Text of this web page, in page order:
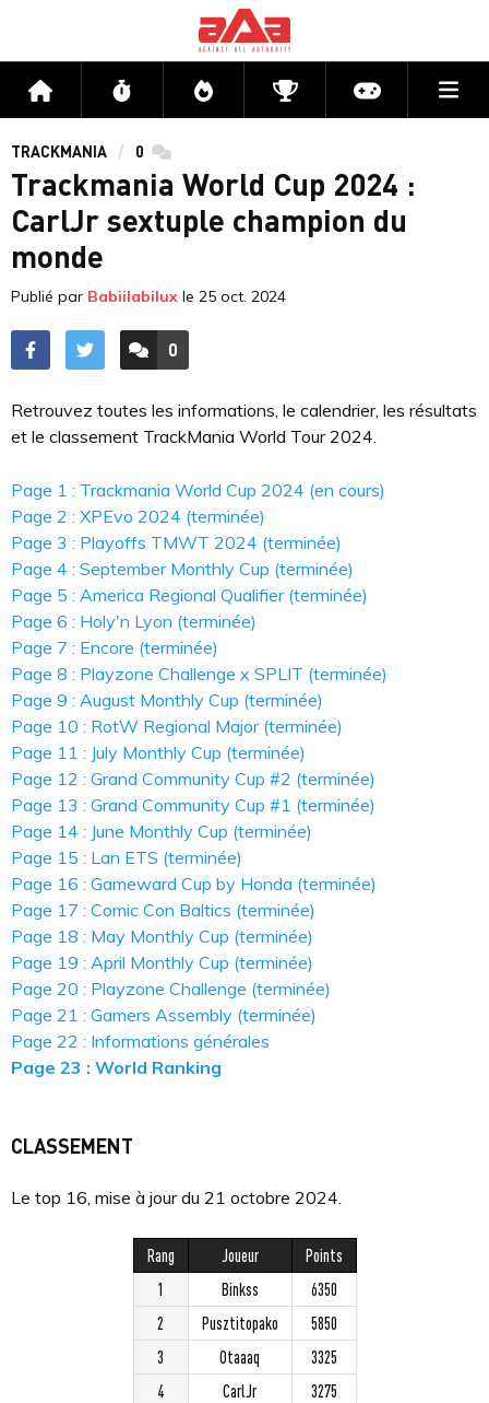
Accueil Flux Directs CompétitionsActu jeux
TRACKMANIA 0 commentaires
Trackmania World Cup 2024 :
CarlJr sextuple champion du
monde
Publié par Babiilabilux le 25 oct. 2024
ACCÉDER AUX
0
COMMENTAIRES
Retrouvez toutes les informations, le calendrier, les résultats
et le classement TrackMania World Tour 2024.
Page 1 : Trackmania World Cup 2024 (en cours)
Page 2 : XPEvo 2024 (terminée)
Page 3 : Playoffs TMWT 2024 (terminée)
Page 4 : September Monthly Cup (terminée)
Page 5 : America Regional Qualifier (terminée)
Page 6 : Holy'n Lyon (terminée)
Page 7 : Encore (terminée)
Page 8 : Playzone Challenge x SPLIT (terminée)
Page 9 : August Monthly Cup (terminée)
Page 10 : RotW Regional Major (terminée)
Page 11 : July Monthly Cup (terminée)
Page 12 : Grand Community Cup #2 (terminée)
Page 13 : Grand Community Cup #1 (terminée)
Page 14 : June Monthly Cup (terminée)
Page 15 : Lan ETS (terminée)
Page 16 : Gameward Cup by Honda (terminée)
Page 17 : Comic Con Baltics (terminée)
Page 18 : May Monthly Cup (terminée)
Page 19 : April Monthly Cup (terminée)
Page 20 : Playzone Challenge (terminée)
Page 21 : Gamers Assembly (terminée)
Page 22 : Informations générales
Page 23 : World Ranking
CLASSEMENT
Le top 16, mise à jour du 21 octobre 2024.
Rang Joueur
Points
1
Binkss
6350
2
Pusztitopako
5850
3
Otaaaq
3325
4
CarlJr
3275